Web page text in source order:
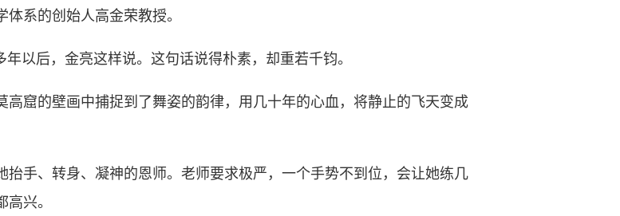
系的创始人高金荣教授。
后，金亮这样说。这句话说得朴素，却重若千钧。
的壁画中捕捉到了舞姿的韵律，用几十年的心血，将静止的飞天变成
手、转身、凝神的恩师。老师要求极严，一个手势不到位，会让她练几
兴。